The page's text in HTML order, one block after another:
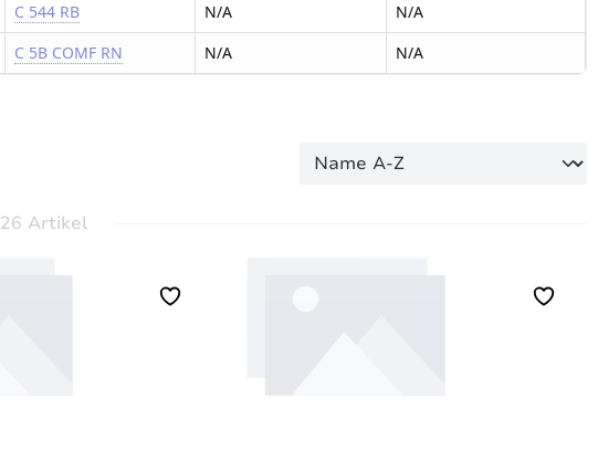
C 544 RB N/A
N/A
C 5B COMF RN N/A N/A
26 Artikel